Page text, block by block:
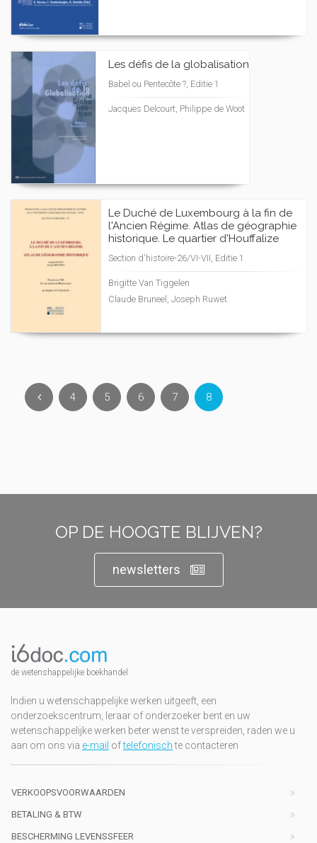
Les défis de la globalisation
Babel ou Pentecôte ?, Editie 1
Jacques Delcourt, Philippe de Woot
Le Duché de Luxembourg à la fin de
l'Ancien Régime. Atlas de géographie
historique. Le quartier d'Houffalize
Section d'histoire-26/VI-VII, Editie 1
Brigitte Van Tiggelen
Claude Bruneel, Joseph Ruwet
4 5 6 7 8
OP DE HOOGTE BLIJVEN?
newsletters
de wetenshappelijke boekhandel
Indien u wetenschappelijke werken uitgeeft, een
onderzoekscentrum, leraar of onderzoeker bent en uw
wetenschappelijke werken beter wenst te verspreiden, raden we u
aan om ons via e-mail oftelefonischte contacteren
VERKOOPSVOORWAARDEN
BETALING & BTW
BESCHERMING LEVENSSFEER